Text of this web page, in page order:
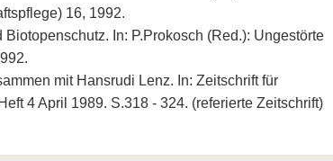
16, 1992.
In: P.Prokosch (Red.): Ungestörte
mit Hansrudi Lenz. In: Zeitschrift für
4 April 1989. S.318 - 324. (referierte Zeitschrift)